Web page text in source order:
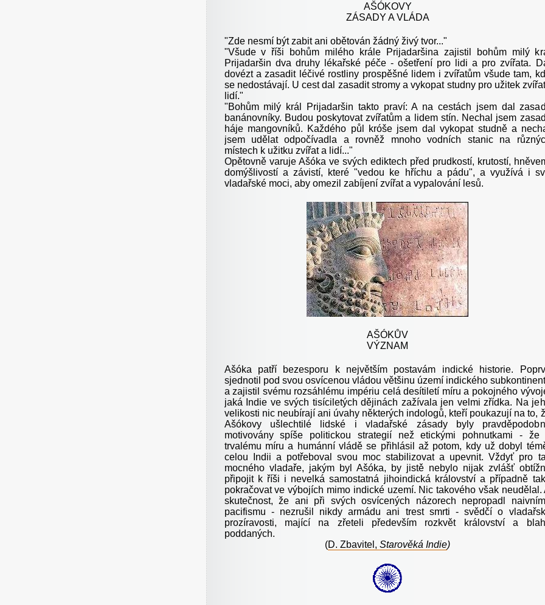
AŠÓKOVY
ZÁSADY A VLÁDA
"Zde nesmí být zabit ani obětován žádný živý tvor..."
"Všude v říši bohům milého krále Prijadaršina zajistil bohům milý
Prijadaršin dva druhy lékařské péče - ošetření pro lidi a pro zvířata.
dovézt a zasadit léčivé rostliny prospěšné lidem i zvířatům všude tam,
se nedostávají. U cest dal zasadit stromy a vykopat studny pro užitek
lidí."
"Bohům milý král Prijadaršin takto praví: A na cestách jsem dal
banánovníky. Budou poskytovat zvířatům a lidem stín. Nechal jsem
háje mangovníků. Každého půl króše jsem dal vykopat studně a
jsem udělat odpočívadla a rovněž mnoho vodních stanic na
místech k užitku zvířat a lidí..."
Opětovně varuje Ašóka ve svých ediktech před prudkostí, krutostí,
domýšlivostí a závistí, které "vedou ke hříchu a pádu", a využívá i
vladařské moci, aby omezil zabíjení zvířat a vypalování lesů.
AŠÓKŮV
VÝZNAM
Ašóka patří bezesporu k největším postavám indické historie.
sjednotil pod svou osvícenou vládou většinu území indického
a zajistil svému rozsáhlému impériu celá desítiletí míru a pokojného
jaká Indie ve svých tisíciletých dějinách zažívala jen velmi zřídka. Na
velikosti nic neubírají ani úvahy některých indologů, kteří poukazují na to,
Ašókovy ušlechtilé lidské i vladařské zásady byly
motivovány spíše politickou strategií než etickými pohnutkami - že
trvalému míru a humánní vládě se přihlásil až potom, kdy už dobyl
celou Indii a potřeboval svou moc stabilizovat a upevnit. Vždyť pro
mocného vladaře, jakým byl Ašóka, by jistě nebylo nijak zvlášť
připojit k říši i nevelká samostatná jihoindická království a případně
pokračovat ve výbojích mimo indické uzemí. Nic takového však neudělal.
skutečnost, že ani při svých osvícených názorech nepropadl
pacifismu - nezrušil nikdy armádu ani trest smrti - svědčí o
prozíravosti, mající na zřeteli především rozkvět království a
poddaných.
(D. Zbavitel, Starověká Indie)